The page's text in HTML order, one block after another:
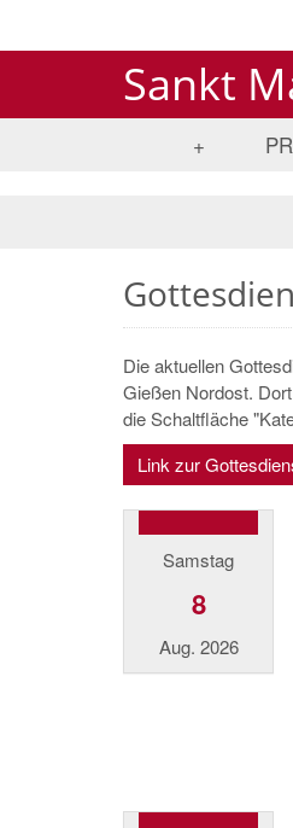
Sankt
+
Die aktuellen
Gießen Nordost.
die Schaltfläche
Link zur
Samstag
8
Aug. 2026